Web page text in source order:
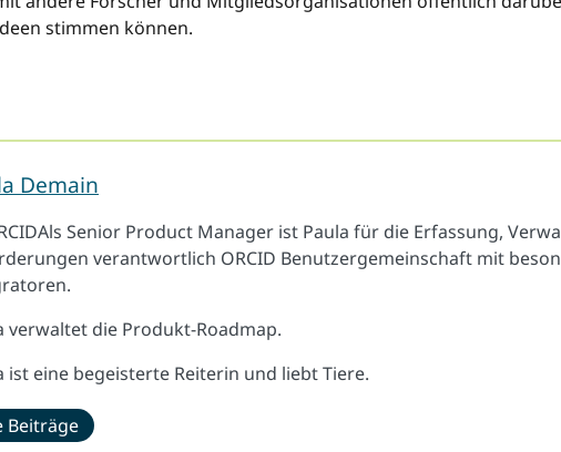
stimmen können.
Demain
Senior Product Manager ist Paula für die Erfassung,
verantwortlich ORCID Benutzergemeinschaft mit
verwaltet die Produkt-Roadmap.
ist eine begeisterte Reiterin und liebt Tiere.
Beiträge